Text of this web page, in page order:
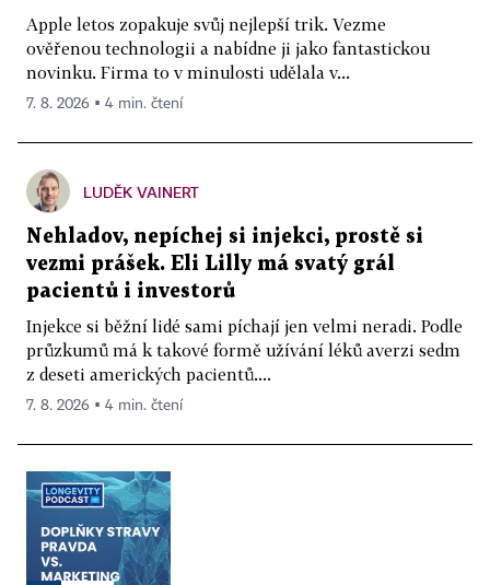
Apple letos zopakuje svůj nejlepší trik. Vezme
ověřenou technologii a nabídne ji jako fantastickou
novinku. Firma to v minulosti udělala v...
7. 8. 2026 ▪ 4 min. čtení
LUDĚK VAINERT
Nehladov, nepíchej si injekci, prostě si
vezmi prášek. Eli Lilly má svatý grál
pacientů i investorů
Injekce si běžní lidé sami píchají jen velmi neradi. Podle
průzkumů má k takové formě užívání léků averzi sedm
z deseti amerických pacientů....
7. 8. 2026 ▪ 4 min. čtení